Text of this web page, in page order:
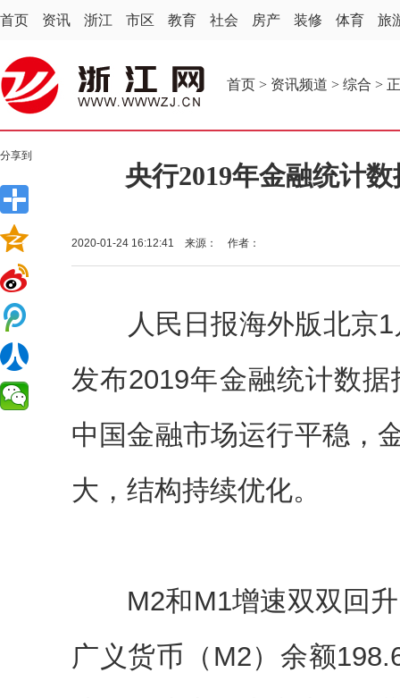
首页 资讯 浙江 市区 教育 社会 房产 装修 体育 旅
首页 > 资讯频道 > 综合 >
分享到
央行2019年金融统计
2020-01-24 16:12:41 来源： 作者：
人民日报海外版北京1
发布2019年金融统计数
中国金融市场运行平稳，
大，结构持续优化。
M2和M1增速双双回升
广义货币（M2）余额